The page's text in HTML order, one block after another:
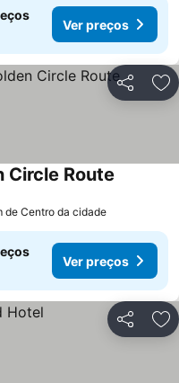
Ver preços
Partilhar
Circle Route
de Centro da cidade
Ver preços
Partilhar